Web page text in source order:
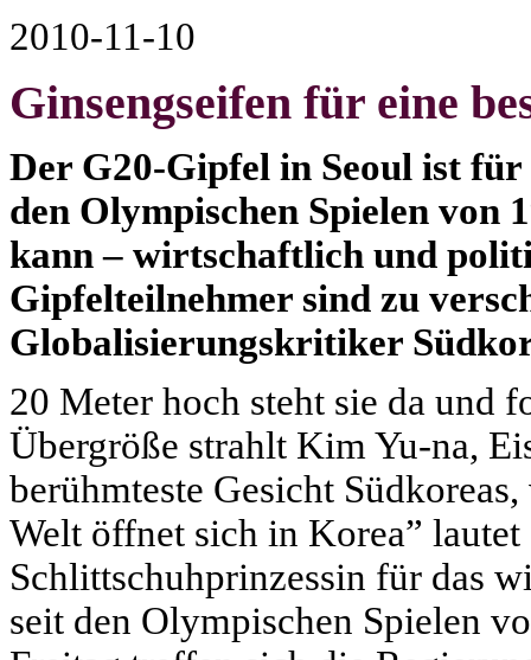
2010-11-10
Ginsengseifen für eine
Der G20-Gipfel in Seoul ist
den Olympischen Spielen von
kann – wirtschaftlich und
Gipfelteilnehmer sind zu
Globalisierungskritiker
20 Meter hoch steht sie da und
Übergröße strahlt Kim Yu-na,
berühmteste Gesicht
Welt öffnet sich in Korea”
Schlittschuhprinzessin für das
seit den Olympischen Spielen